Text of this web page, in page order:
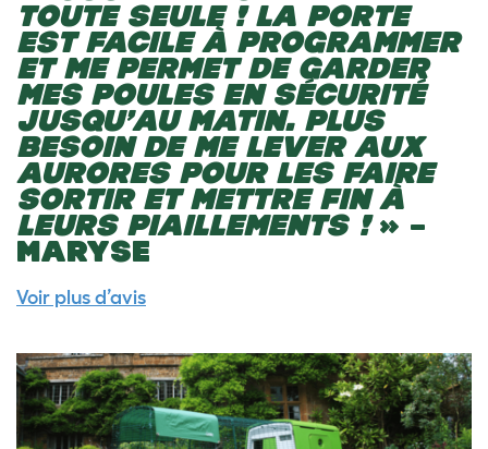
TOUTE SEULE ! LA PORTE
EST FACILE À PROGRAMMER
ET ME PERMET DE GARDER
MES POULES EN SÉCURITÉ
JUSQU’AU MATIN. PLUS
BESOIN DE ME LEVER AUX
AURORES POUR LES FAIRE
SORTIR ET METTRE FIN À
LEURS PIAILLEMENTS !» –
MARYSE
Voir plus d’avis